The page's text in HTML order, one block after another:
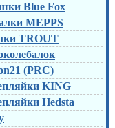
Blue Fox
MEPPS
TROUT
(PRC)
KING
Hedsta